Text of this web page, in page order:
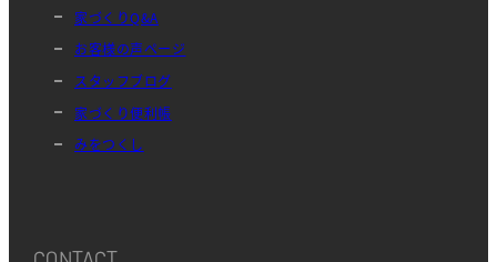
家づくりQ&A
お客様の声ページ
スタッフブログ
家づくり便利帳
みをつくし